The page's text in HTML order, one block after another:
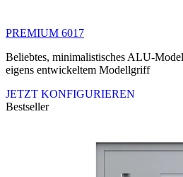
PREMIUM 6017
Beliebtes, minimalistisches ALU-
eigens entwickeltem Modellgriff
JETZT KONFIGURIEREN
Bestseller